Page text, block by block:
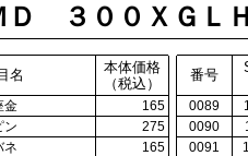
Ｄ ３００ＸＧＬ
名
本体価格
（税込）
番号
金 165 0089
ン 275 0090
ネ 165 0091